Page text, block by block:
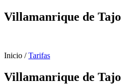
Villamanrique de Tajo
Inicio /Tarifas
Villamanrique de Tajo